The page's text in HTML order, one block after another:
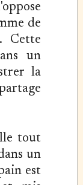
de
Cette
un
la
tout
un
est